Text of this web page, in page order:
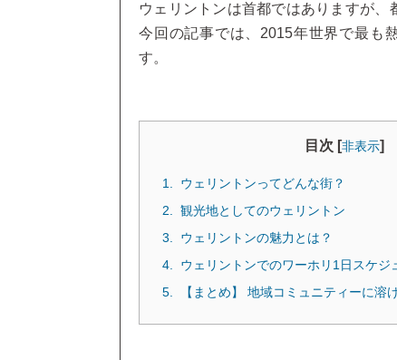
ウェリントンは首都ではありますが、
今回の記事では、2015年世界で最も
す。
目次 [非表示]
ウェリントンってどんな街？
観光地としてのウェリントン
ウェリントンの魅力とは？
ウェリントンでのワーホリ1日スケジ
【まとめ】 地域コミュニティーに溶